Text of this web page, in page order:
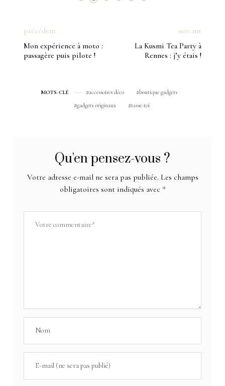
précédent
Mon expérience à moto :
passagère puis pilote !
suivant
La Kusmi Tea Party à
Rennes : j’y étais !
MOTS-CLÉ accessoires déco
boutique gadgets
gadgets originaux
tasse-toi
Qu'en pensez-vous ?
Votre adresse e-mail ne sera pas publiée. Les champs
obligatoires sont indiqués avec *